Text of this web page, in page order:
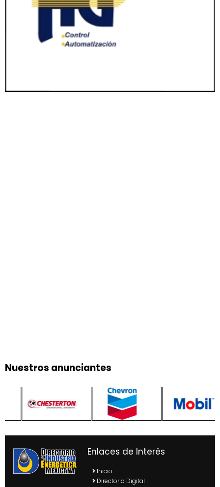
Nuestros anunciantes
Enlaces de Interés
Inicio
Directorio Digital